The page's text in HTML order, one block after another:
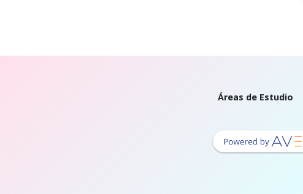
Áreas de Estudio